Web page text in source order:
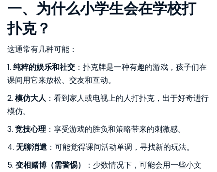
一、为什么小学生会在学校打
扑克？
这通常有几种可能：
1. 纯粹的娱乐和社交 ：扑克牌是一种有趣的游戏，孩子们在
课间用它来放松、交友和互动。
2. 模仿大人：看到家人或电视上的人打扑克，出于好奇进行
模仿。
3. 竞技心理：享受游戏的胜负和策略带来的刺激感。
4. 无聊消遣 ：可能觉得课间活动单调，寻找新的玩法。
5. 变相赌博（需警惕）
：少数情况下，可能会用一些小文